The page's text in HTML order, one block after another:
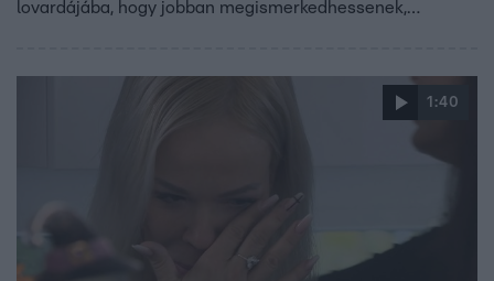
lovardájába, hogy jobban megismerkedhessenek,
ahol Zsuzsi érkeztével felborult az amúgy is kényesen
1:40